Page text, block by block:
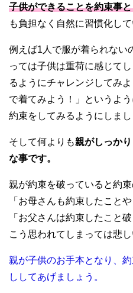
子供ができることを約束事
も負担なく自然に習慣化し
例えば1人で服が着られない
っては子供は重荷に感じて
るようにチャレンジしてみ
で着てみよう！」というよ
約束をしてみるようにしまし
そして何よりも親がしっか
な事です。
親が約束を破っていると約束
「お母さんも約束したこと
「お父さんは約束したこと破
こう思われてしまっては悲し
親が子供のお手本となり、
ししてあげましょう。